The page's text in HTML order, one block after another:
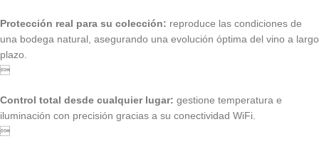
Protección real para su colección: reproduce las condiciones de
una bodega natural, asegurando una evolución óptima del vino a largo
plazo.

Control total desde cualquier lugar: gestione temperatura e
iluminación con precisión gracias a su conectividad WiFi.
